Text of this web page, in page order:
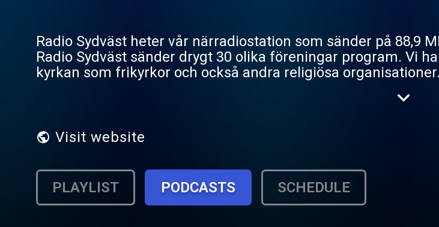
Radio Sydväst heter vår närradiostation som sänder på 88,9
Radio Sydväst sänder drygt 30 olika föreningar program. Vi
kyrkan som frikyrkor och också andra religiösa
Visit website
PLAYLIST PODCASTS SCHEDULE